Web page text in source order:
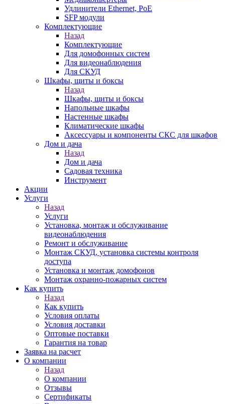
Удлинители Ethernet, PoE
SFP модули
Комплектующие
Назад
Комплектующие
Для домофонных систем
Для видеонаблюдения
Для СКУД
Шкафы, щиты и боксы
Назад
Шкафы, щиты и боксы
Напольные шкафы
Настенные шкафы
Климатические шкафы
Аксессуары и компоненты СКС для шкафов
Дом и дача
Назад
Дом и дача
Садовая техника
Инструмент
Акции
Услуги
Назад
Услуги
Установка, монтаж и обслуживание
видеонаблюдения
Ремонт и обслуживание
Монтаж СКУД, установка системы контроля
доступа
Установка и монтаж домофонов
Монтаж охранно-пожарных систем
Как купить
Назад
Как купить
Условия оплаты
Условия доставки
Оптовые поставки
Гарантия на товар
Заявка на расчет
О компании
Назад
О компании
Отзывы
Сертификаты